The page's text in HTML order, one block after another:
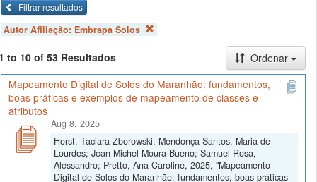
Filtrar resultados
Autor Afiliação: Embrapa Solos
to 10 of 53 Resultados
Ordenar
Mapeamento Digital de Solos do Maranhão: fundamentos,
boas práticas e exemplos de mapeamento de classes e
atributos
Aug 8, 2025
Horst, Taciara Zborowski; Mendonça-Santos, Maria de
Lourdes; Jean Michel Moura-Bueno; Samuel-Rosa,
Alessandro; Pretto, Ana Caroline, 2025, "Mapeamento
Digital de Solos do Maranhão: fundamentos, boas práticas